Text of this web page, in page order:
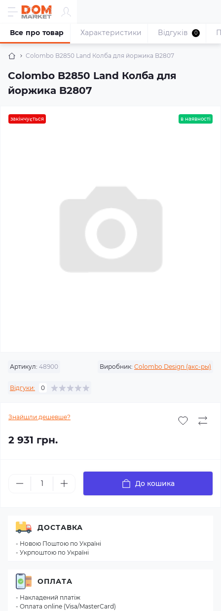
Colombo B2850 Land Колба для йоржика B2807
Colombo B2850 Land Колба для
йоржика B2807
Все про товар Характеристики Відгуків 0
закінчується в наявності
Артикул: 48900 Виробник: Colombo Design (акс-ры)
Відгуки: 0
Знайшли дешевше?
2 931 грн.
До кошика
ДОСТАВКА
- Новою Поштою по Україні
- Укрпоштою по Україні
ОПЛАТА
- Накладений платіж
- Оплата online (Visa/MasterCard)